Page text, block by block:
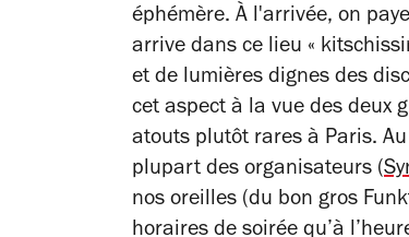
éphémère. À l'arrivée, on
arrive dans ce lieu «
et de lumières dignes des
cet aspect à la vue des deux
atouts plutôt rares à Paris.
plupart des organisateurs (
nos oreilles (du bon gros
horaires de soirée qu’à